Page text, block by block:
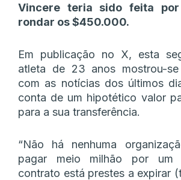
Vincere teria sido feita
rondar os $450.000.
Em publicação no X, esta
atleta de 23 anos mostrou-se
com as notícias dos últimos
conta de um hipotético valor
para a sua transferência.
“Não há nenhuma
pagar meio milhão por um
contrato está prestes a expirar